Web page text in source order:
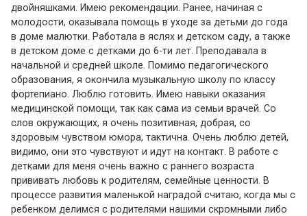
двойняшками. Имею рекомендации. Ранее, начиная с
молодости, оказывала помощь в уходе за детьми до года
в доме малютки. Работала в яслях и детском саду, а также
в детском доме с детками до 6-ти лет. Преподавала в
начальной и средней школе. Помимо педагогического
образования, я окончила музыкальную школу по классу
фортепиано. Люблю готовить. Имею навыки оказания
медицинской помощи, так как сама из семьи врачей. Со
слов окружающих, я очень позитивная, добрая, со
здоровым чувством юмора, тактична. Очень люблю детей,
видимо, они это чувствуют и идут на контакт. В работе с
детками для меня очень важно с раннего возраста
прививать любовь к родителям, семейные ценности. В
процессе развития маленькой наградой считаю, когда мы с
ребенком делимся с родителями нашими скромными либо